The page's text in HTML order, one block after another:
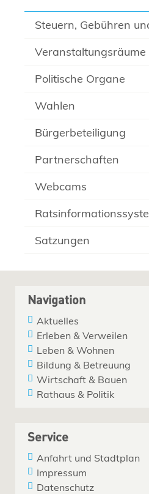
Steuern, Gebühren
Veranstaltungsräume
Politische Organe
Wahlen
Bürgerbeteiligung
Partnerschaften
Webcams
Satzungen
Navigation
Aktuelles
Erleben & Verweilen
Leben & Wohnen
Bildung & Betreuung
Wirtschaft & Bauen
Rathaus & Politik
Service
Anfahrt und Stadtplan
Impressum
Datenschutz